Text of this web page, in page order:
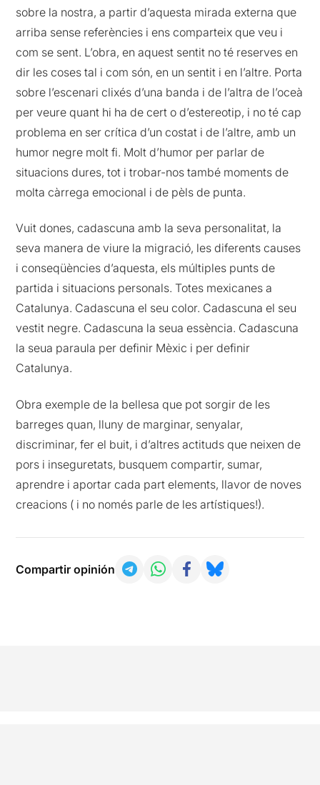
sobre la nostra, a partir d’aquesta mirada externa que
arriba sense referències i ens comparteix que veu i
com se sent. L’obra, en aquest sentit no té reserves en
dir les coses tal i com són, en un sentit i en l’altre. Porta
sobre l’escenari clixés d’una banda i de l’altra de l’oceà
per veure quant hi ha de cert o d’estereotip, i no té cap
problema en ser crítica d’un costat i de l’altre, amb un
humor negre molt fi. Molt d’humor per parlar de
situacions dures, tot i trobar-nos també moments de
molta càrrega emocional i de pèls de punta.
Vuit dones, cadascuna amb la seva personalitat, la
seva manera de viure la migració, les diferents causes
i conseqüències d’aquesta, els múltiples punts de
partida i situacions personals. Totes mexicanes a
Catalunya. Cadascuna el seu color. Cadascuna el seu
vestit negre. Cadascuna la seua essència. Cadascuna
la seua paraula per definir Mèxic i per definir
Catalunya.
Obra exemple de la bellesa que pot sorgir de les
barreges quan, lluny de marginar, senyalar,
discriminar, fer el buit, i d’altres actituds que neixen de
pors i inseguretats, busquem compartir, sumar,
aprendre i aportar cada part elements, llavor de noves
creacions ( i no només parle de les artístiques!).
Compartir opinión